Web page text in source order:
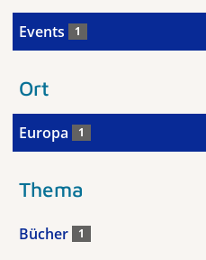
Events 1
Ort
Europa 1
Thema
Bücher 1